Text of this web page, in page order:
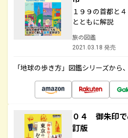
１９９の首都と
とともに解説
旅の図鑑
2021.03.18 発売
「地球の歩き方」図鑑シリーズから
０４ 御朱印
訂版